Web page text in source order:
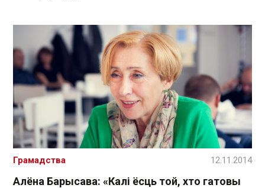
Алёна Барысава: «Калі ёсць той, хто гатовы
Грамадства 12.11.2014